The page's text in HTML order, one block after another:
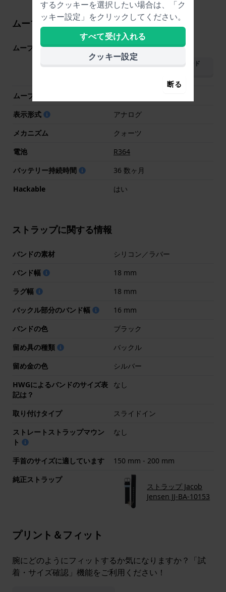
ムーブメントに関する情報
ムーブメント部品番号 1S13(仕様をご覧ください
マニュアルをダウンロード
ムーブメントブランド
表示形式
アナログ
メカニズム
クォーツ
電池
R364
バッテリー持続時間
36 数ヶ月
Hackable
はい
ストラップに関する情報
バンドの素材
シリコン／ラバー
バンド幅
18 mm
ラグ幅
18 mm
バックル部分のバンド幅
16 mm
バンドの色
ブラック
留め具の種類
バックル
留め金の色
シルバー
HWGによるバンドのサイズ表
記は？
なし
取り付けタイプ
スライドイン
ストレートストラップマウン
ト
なし
手首のサイズに適しています
150 mm - 200 mm
純正ストラップ
ストラップ Jacob
Jensen JJ-BA-10153
プリント＆フィット
腕にどのようにフィットするか気になりますか？「試
着・サイズ確認」機能をご利用ください！
するクッキーを選択したい場合は、「ク
ッキー設定」をクリックしてください。
すべて受け入れる
クッキー設定
断る